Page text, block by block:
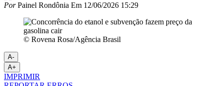
PorPainel Rondônia Em 12/06/2026 15:29
© Rovena Rosa/Agência Brasil
A-
A+
IMPRIMIR